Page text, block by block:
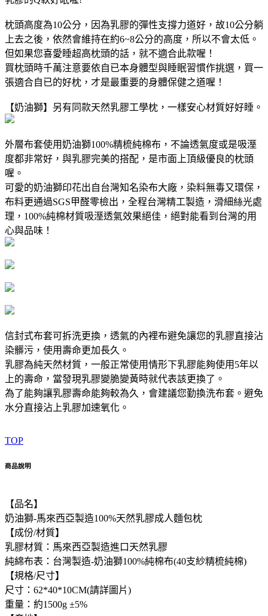
枕頭高度為10公分，因為乳膠的彈性支撐力道好，故10公分躺
上去之後，依然會維持在約6~8公分的高度，所以不會太低。
但如果您喜愛睡超高枕頭的話，就不適合此款喔！
買枕頭時千萬注意要依自已本身體型與睡眠習慣作挑選，買一
張適合自已的好枕，才是最重要的身體保健之道喔！
【奶油獅】另有同款天然乳膠工學枕，一樣安心材質好好睡。
外層布套使用奶油獅100%精梳純棉布，不論透氣度或是吸溼
度都非常好，與乳膠完美的搭配，是市面上頂級優良的枕頭
喔。
可愛的奶油獅印花出自台灣知名染布大廠，染料無毒又環保，
布料更通過SGS甲醛零檢出，全程台灣精工製造，滑細絲光處
理，100%純棉材質吸溼透氣效果絕佳，絕對能看到台灣的用
心與品味！
信封式布套可拆洗更換，透氣的內裡布避免讓您的乳膠直接沾
染髒污，使用壽命更加長久。
乳膠為純天然材質，一般正常使用情形下乳膠能夠使用5年以
上的壽命，當發現乳膠變脆變黃時就代表該更換了。
為了能夠讓乳膠壽命能夠較為久，會建議您勤換洗布套。避免
水分直接沾上乳膠加速氧化。
TOP
商品說明
【品名】
奶油獅-馬來西亞製造100%天然乳膠成人麵包枕
【成份/材質】
乳膠材質：馬來西亞製造進口天然乳膠
純綿布表：台灣製造-奶油獅100%純棉布(40支紗精梳純棉)
【規格/尺寸】
尺寸：62*40*10CM(請詳圖片)
重量：約1500g ±5%